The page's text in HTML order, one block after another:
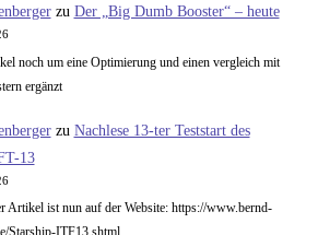
zu Der „Big Dumb Booster“ – heute
noch um eine Optimierung und einen vergleich mit
ergänzt
zu Nachlese 13-ter Teststart des
13
Artikel ist nun auf der Website: https://www.bernd-